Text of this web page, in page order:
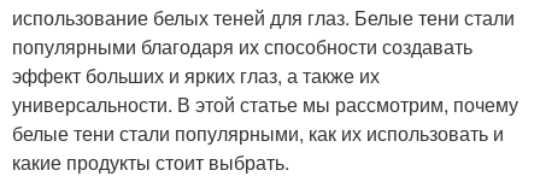
использование белых теней для глаз. Белые тени стали
популярными благодаря их способности создавать
эффект больших и ярких глаз, а также их
универсальности. В этой статье мы рассмотрим, почему
белые тени стали популярными, как их использовать и
какие продукты стоит выбрать.